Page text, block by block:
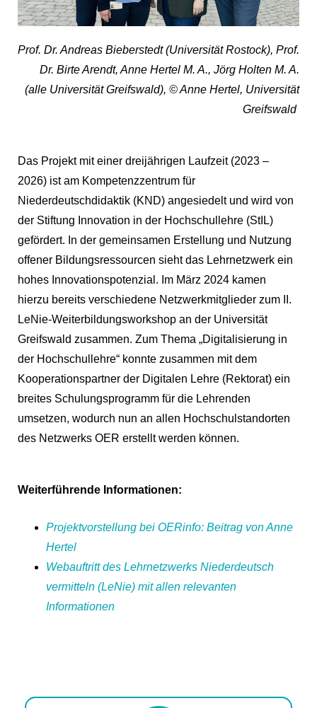
Prof. Dr. Andreas Bieberstedt (Universität Rostock), Prof.
Dr. Birte Arendt, Anne Hertel M. A., Jörg Holten M. A.
(alle Universität Greifswald), © Anne Hertel, Universität
Greifswald
Das Projekt mit einer dreijährigen Laufzeit (2023 –
2026) ist am Kompetenzzentrum für
Niederdeutschdidaktik (KND) angesiedelt und wird von
der Stiftung Innovation in der Hochschullehre (StIL)
gefördert. In der gemeinsamen Erstellung und Nutzung
offener Bildungsressourcen sieht das Lehrnetzwerk ein
hohes Innovationspotenzial. Im März 2024 kamen
hierzu bereits verschiedene Netzwerkmitglieder zum II.
LeNie-Weiterbildungsworkshop an der Universität
Greifswald zusammen. Zum Thema „Digitalisierung in
der Hochschullehre“ konnte zusammen mit dem
Kooperationspartner der Digitalen Lehre (Rektorat) ein
breites Schulungsprogramm für die Lehrenden
umsetzen, wodurch nun an allen Hochschulstandorten
des Netzwerks OER erstellt werden können.
Weiterführende Informationen:
Projektvorstellung bei OERinfo: Beitrag von Anne
Hertel
Webauftritt des Lehrnetzwerks Niederdeutsch
vermitteln (LeNie) mit allen relevanten
Informationen